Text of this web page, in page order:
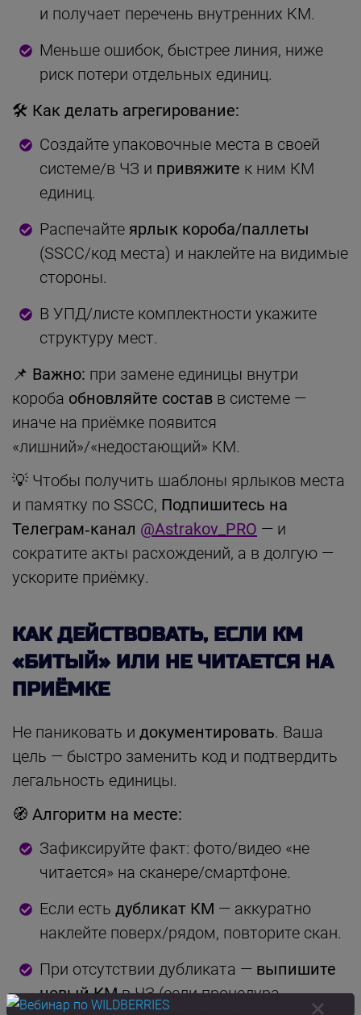
и получает перечень внутренних КМ.
Меньше ошибок, быстрее линия, ниже
риск потери отдельных единиц.
🛠 Как делать агрегирование:
Создайте упаковочные места в своей
системе/в ЧЗ и привяжите к ним КМ
единиц.
Распечайте ярлык короба/паллеты
(SSCC/код места) и наклейте на видимые
стороны.
В УПД/листе комплектности укажите
структуру мест.
📌 Важно: при замене единицы внутри
короба обновляйте состав в системе —
иначе на приёмке появится
«лишний»/«недостающий» КМ.
💡 Чтобы получить шаблоны ярлыков места
и памятку по SSCC, Подпишитесь на
Телеграм‑канал @Astrakov_PRO — и
сократите акты расхождений, а в долгую —
ускорите приёмку.
КАК ДЕЙСТВОВАТЬ, ЕСЛИ КМ
«БИТЫЙ» ИЛИ НЕ ЧИТАЕТСЯ НА
ПРИЁМКЕ
Не паниковать и документировать. Ваша
цель — быстро заменить код и подтвердить
легальность единицы.
🧭 Алгоритм на месте:
Зафиксируйте факт: фото/видео «не
читается» на сканере/смартфоне.
Если есть дубликат КМ — аккуратно
наклейте поверх/рядом, повторите скан.
При отсутствии дубликата — выпишите
новый КМв ЧЗ (если процедура